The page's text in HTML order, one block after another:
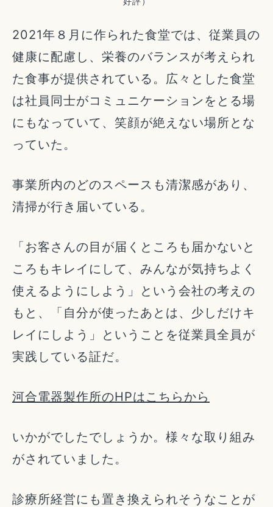
2021年８月に作られた食堂では、従業員の
健康に配慮し、栄養のバランスが考えられ
た食事が提供されている。広々とした食堂
は社員同士がコミュニケーションをとる場
にもなっていて、笑顔が絶えない場所とな
っていた。
事業所内のどのスペースも清潔感があり、
清掃が行き届いている。
「お客さんの目が届くところも届かないと
ころもキレイにして、みんなが気持ちよく
使えるようにしよう」という会社の考えの
もと、「自分が使ったあとは、少しだけキ
レイにしよう」ということを従業員全員が
実践している証だ。
河合電器製作所のHPはこちらから
いかがでしたでしょうか。様々な取り組み
がされていました。
診療所経営にも置き換えられそうなことが